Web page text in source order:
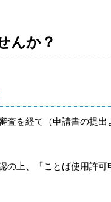
んか？
査を経て（申請書の提出
上、「ことば使用許可